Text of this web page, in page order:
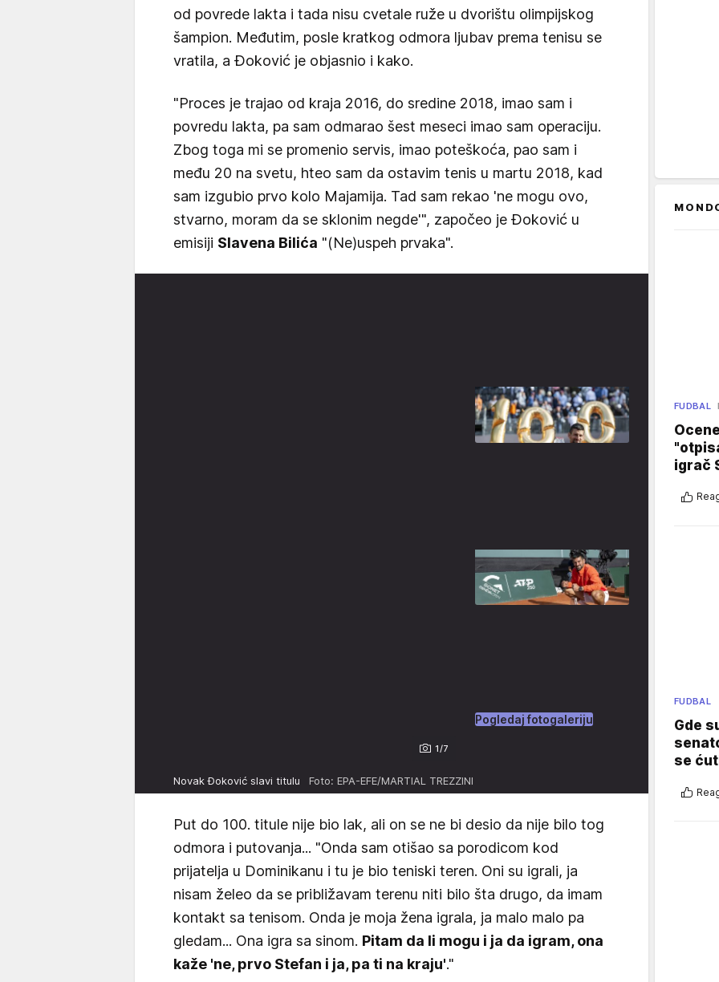
od povrede lakta i tada nisu cvetale ruže u dvorištu olimpijskog
šampion. Međutim, posle kratkog odmora ljubav prema tenisu se
vratila, a Đoković je objasnio i kako.
"Proces je trajao od kraja 2016, do sredine 2018, imao sam i
povredu lakta, pa sam odmarao šest meseci imao sam operaciju.
Zbog toga mi se promenio servis, imao poteškoća, pao sam i
među 20 na svetu, hteo sam da ostavim tenis u martu 2018, kad
sam izgubio prvo kolo Majamija. Tad sam rekao 'ne mogu ovo,
stvarno, moram da se sklonim negde'", započeo je Đoković u
emisiji Slavena Bilića "(Ne)uspeh prvaka".
1/7
Pogledaj fotogaleriju
Novak Đoković slavi titulu Foto: EPA-EFE/MARTIAL TREZZINI
Put do 100. titule nije bio lak, ali on se ne bi desio da nije bilo tog
odmora i putovanja... "Onda sam otišao sa porodicom kod
prijatelja u Dominikanu i tu je bio teniski teren. Oni su igrali, ja
nisam želeo da se približavam terenu niti bilo šta drugo, da imam
kontakt sa tenisom. Onda je moja žena igrala, ja malo malo pa
gledam... Ona igra sa sinom. Pitam da li mogu i ja da igram, ona
kaže 'ne, prvo Stefan i ja, pa ti na kraju'."
FUDBAL
igrač
FUDBAL
Gde
se